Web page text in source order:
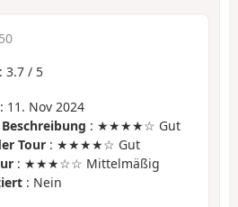
: 3.7 / 5
: 11. Nov 2024
: ★★★★☆ Gut
Tour : ★★★★☆ Gut
: ★★★☆☆ Mittelmäßig
: Nein